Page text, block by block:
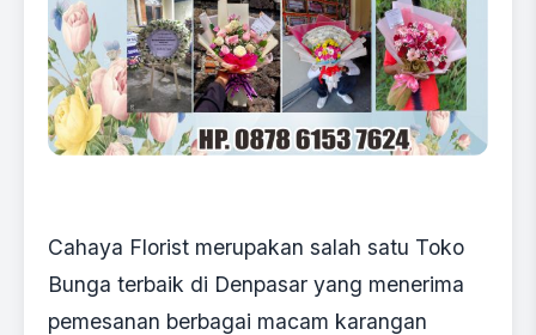
Cahaya Florist merupakan salah satu Toko
Bunga terbaik di Denpasar yang menerima
pemesanan berbagai macam karangan